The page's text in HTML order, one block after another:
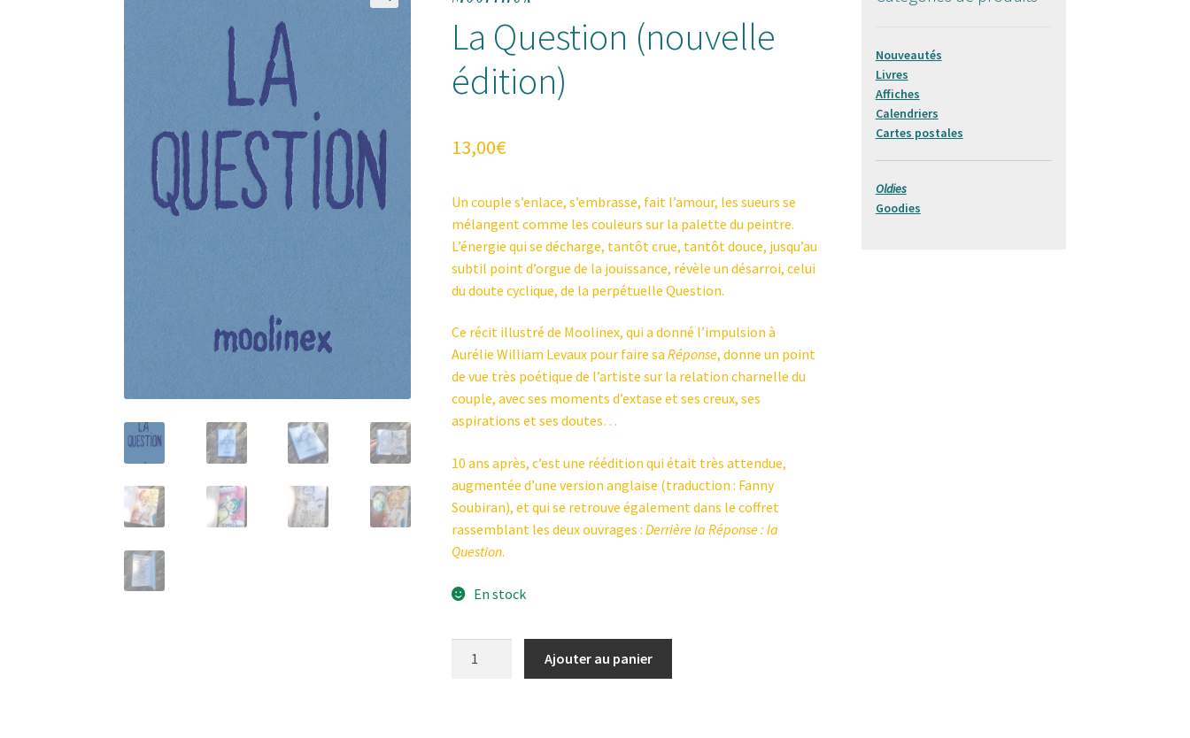
La Question (nouvelle
édition)
13,00€
Un couple s’enlace, s’embrasse, fait l’amour, les sueurs se
mélangent comme les couleurs sur la palette du peintre.
L’énergie qui se décharge, tantôt crue, tantôt douce, jusqu’au
subtil point d’orgue de la jouissance, révèle un désarroi, celui
du doute cyclique, de la perpétuelle Question.
Ce récit illustré de Moolinex, qui a donné l’impulsion à
Aurélie William Levaux pour faire saRéponse, donne un point
de vue très poétique de l’artiste sur la relation charnelle du
couple, avec ses moments d’extase et ses creux, ses
aspirations et ses doutes…
10 ans après, c’est une réédition qui était très attendue,
augmentée d’une version anglaise (traduction : Fanny
Soubiran), et qui se retrouve également dans le coffret
rassemblant les deux ouvrages :Derrière la Réponse : la
Question.
En stock
Ajouter au panier
Nouveautés
Livres
Affiches
Calendriers
Cartes postales
Oldies
Goodies